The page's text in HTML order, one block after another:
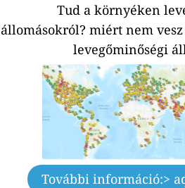
Tud a környéken
állomásokról? miért nem
levegőminőségi
További információ:>